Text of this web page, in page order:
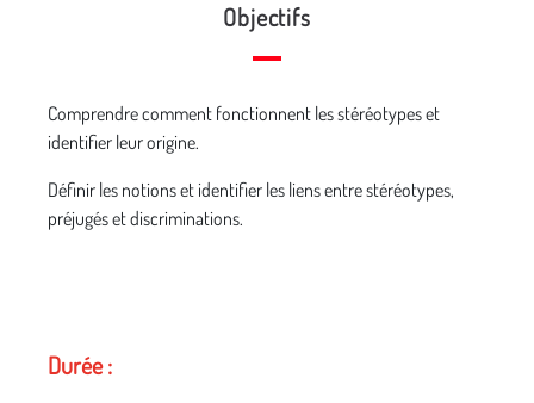
Objectifs
Comprendre comment fonctionnent les stéréotypes et
identifier leur origine.
Définir les notions et identifier les liens entre stéréotypes,
préjugés et discriminations.
Durée :